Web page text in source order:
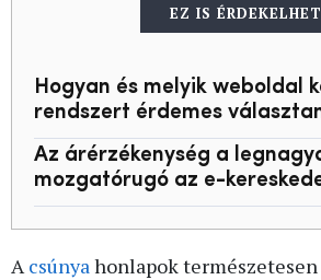
EZ IS ÉRDEKELHET
Hogyan és melyik weboldal
rendszert érdemes
Az árérzékenység a
mozgatórugó az e-
A csúnya honlapok